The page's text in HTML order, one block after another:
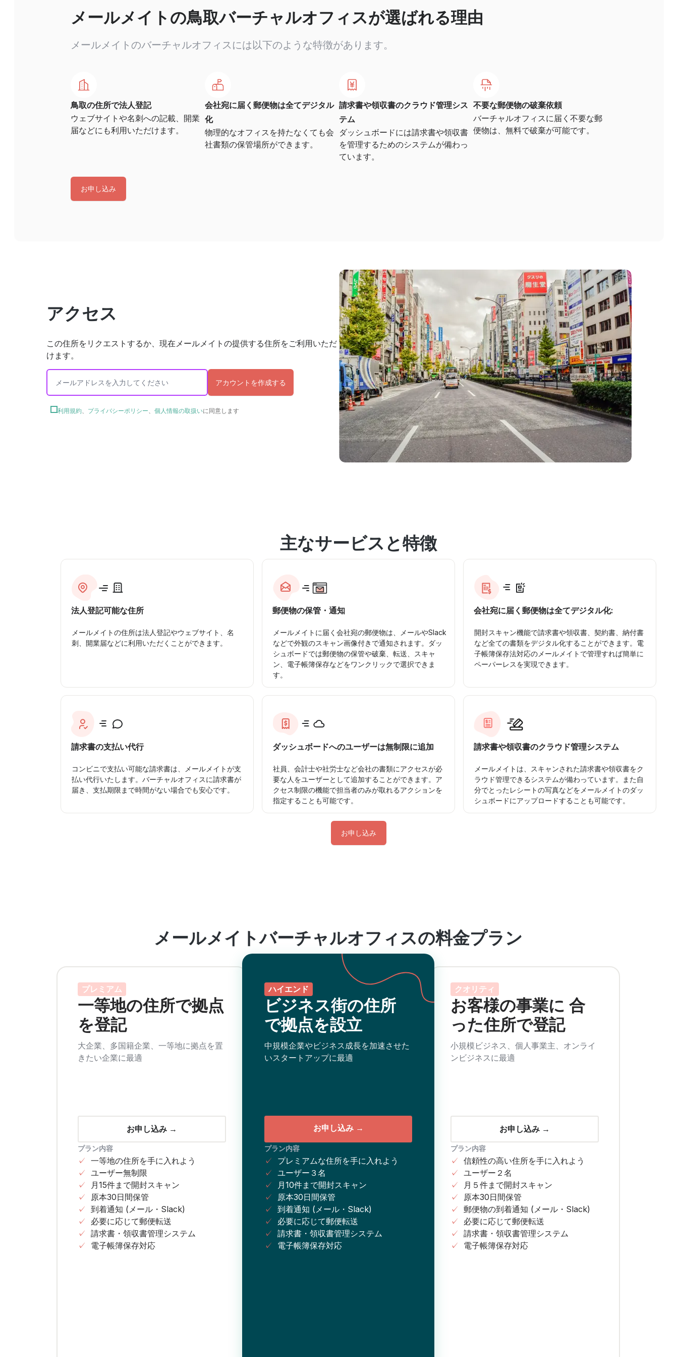
メールメイトの鳥取バーチャルオフィスが選ばれる理由
メールメイトのバーチャルオフィスには以下のような特徴があります。
鳥取の住所で法人登記
ウェブサイトや名刺への記載、開業
届などにも利用いただけます。
会社宛に届く郵便物は全てデジタル
化
物理的なオフィスを持たなくても会
社書類の保管場所ができます。
請求書や領収書のクラウド管理シス
テム
ダッシュボードには請求書や領収書
を管理するためのシステムが備わっ
ています。
不要な郵便物の破棄依頼
バーチャルオフィスに届く不要な郵
便物は、無料で破棄が可能です。
お申し込み
アクセス
この住所をリクエストするか、現在メールメイトの提供する住所をご利用いただ
けます。
アカウントを作成する
利用規約 プライバシーポリシー 個人情報の取扱いに同意します
主なサービスと特徴
法人登記可能な住所
メールメイトの住所は法人登記やウェブサイト、名
刺、開業届などに利用いただくことができます。
郵便物の保管・通知
メールメイトに届く会社宛の郵便物は、メールやSlack
などで外観のスキャン画像付きで通知されます。ダッ
シュボードでは郵便物の保管や破棄、転送、スキャ
ン、電子帳簿保存などをワンクリックで選択できま
す。
会社宛に届く郵便物は全てデジタル化:
開封スキャン機能で請求書や領収書、契約書、納付書
など全ての書類をデジタル化することができます。電
子帳簿保存法対応のメールメイトで管理すれば簡単に
ペーパーレスを実現できます。
請求書の支払い代行
コンビニで支払い可能な請求書は、メールメイトが支
払い代行いたします。バーチャルオフィスに請求書が
届き、支払期限まで時間がない場合でも安心です。
ダッシュボードへのユーザーは無制限に追加
社員、会計士や社労士など会社の書類にアクセスが必
要な人をユーザーとして追加することができます。ア
クセス制限の機能で担当者のみが取れるアクションを
指定することも可能です。
請求書や領収書のクラウド管理システム
メールメイトは、スキャンされた請求書や領収書をク
ラウド管理できるシステムが備わっています。また自
分でとったレシートの写真などをメールメイトのダッ
シュボードにアップロードすることも可能です。
お申し込み
メールメイトバーチャルオフィスの料金プラン
プレミアム
一等地の住所で拠点
を登記
大企業、多国籍企業、一等地に拠点を置
きたい企業に最適
お申し込み →
プラン内容
✓ 一等地の住所を手に入れよう
✓ ユーザー無制限
✓
月15件まで開封スキャン
✓
原本30日間保管
✓ 到着通知 (メール・Slack)
✓
必要に応じて郵便転送
✓ 請求書・領収書管理システム
✓
電子帳簿保存対応
ハイエンド
ビジネス街の住所
で拠点を設立
中規模企業やビジネス成長を加速させた
いスタートアップに最適
お申し込み →
プラン内容
✓
プレミアムな住所を手に入れよう
✓ ユーザー３名
✓
月10件まで開封スキャン
✓
原本30日間保管
✓ 到着通知 (メール・Slack)
✓
必要に応じて郵便転送
✓ 請求書・領収書管理システム
✓
電子帳簿保存対応
クオリティ
お客様の事業に 合
った住所で登記
小規模ビジネス、個人事業主、オンライ
ンビジネスに最適
お申し込み →
プラン内容
✓ 信頼性の高い住所を手に入れよう
✓ ユーザー２名
✓
月５件まで開封スキャン
✓
原本30日間保管
✓ 郵便物の到着通知 (メール・Slack)
✓
必要に応じて郵便転送
✓ 請求書・領収書管理システム
✓
電子帳簿保存対応